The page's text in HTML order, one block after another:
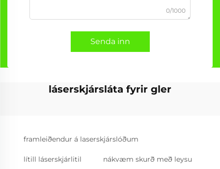
0/1000
Senda inn
láserskjársláta fyrir gler
framleiðendur á laserskjárslóðum
lítill láserskjárlitil nákvæm skurð með leysu